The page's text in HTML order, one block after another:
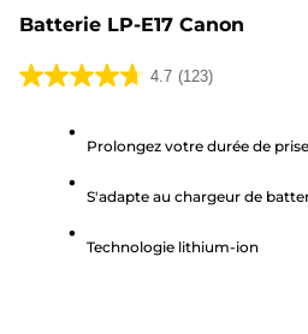
Batterie LP-E17 Canon
4.7 (123)
4.7
étoiles.
Prolongez votre durée de
S'adapte au chargeur de
Technologie lithium-ion